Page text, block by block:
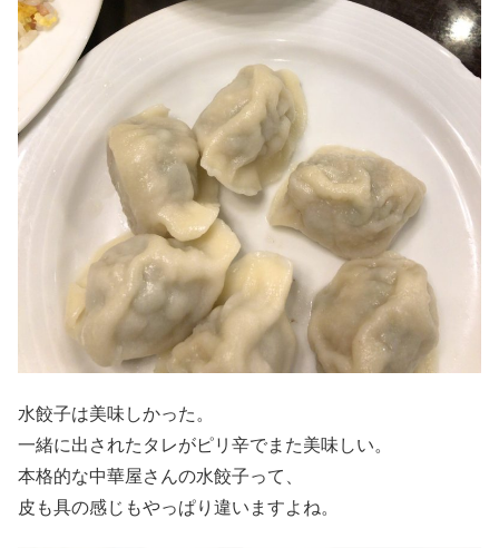
水餃子は美味しかった。
一緒に出されたタレがピリ辛でまた美味しい。
本格的な中華屋さんの水餃子って、
皮も具の感じもやっぱり違いますよね。